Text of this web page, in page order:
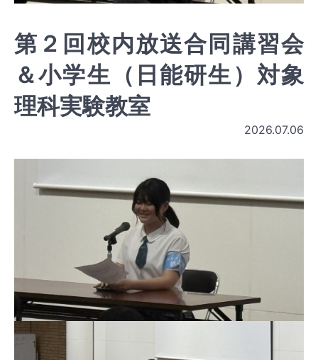
第２回校内放送合同講習会
＆小学生（日能研生）対象
理科実験教室
2026.07.06